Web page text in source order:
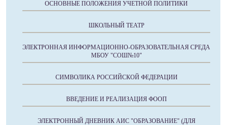
ОСНОВНЫЕ ПОЛОЖЕНИЯ УЧЕТНОЙ ПОЛИТИКИ
ШКОЛЬНЫЙ ТЕАТР
ЭЛЕКТРОННАЯ ИНФОРМАЦИОННО-ОБРАЗОВАТЕЛЬНАЯ СРЕДА
МБОУ "СОШ№10"
СИМВОЛИКА РОССИЙСКОЙ ФЕДЕРАЦИИ
ВВЕДЕНИЕ И РЕАЛИЗАЦИЯ ФООП
ЭЛЕКТРОННЫЙ ДНЕВНИК АИС "ОБРАЗОВАНИЕ" (ДЛЯ